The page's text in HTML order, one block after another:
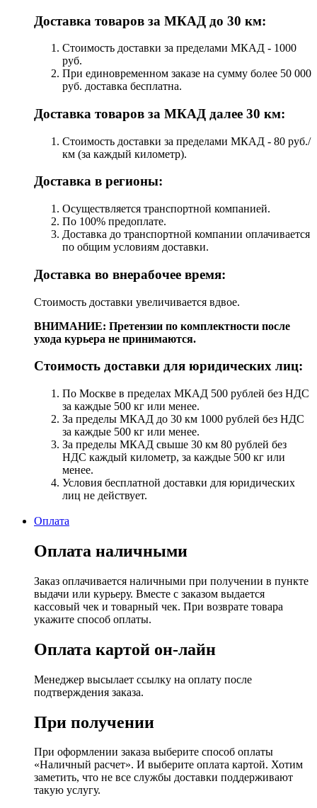
Доставка товаров за МКАД до 30 км:
Стоимость доставки за пределами МКАД - 1000
руб.
При единовременном заказе на сумму более 50 000
руб. доставка бесплатна.
Доставка товаров за МКАД далее 30 км:
Стоимость доставки за пределами МКАД - 80 руб./
км (за каждый километр).
Доставка в регионы:
Осуществляется транспортной компанией.
По 100% предоплате.
Доставка до транспортной компании оплачивается
по общим условиям доставки.
Доставка во внерабочее время:
Стоимость доставки увеличивается вдвое.
ВНИМАНИЕ: Претензии по комплектности после
ухода курьера не принимаются.
Стоимость доставки для юридических лиц:
По Москве в пределах МКАД 500 рублей без НДС
за каждые 500 кг или менее.
За пределы МКАД до 30 км 1000 рублей без НДС
за каждые 500 кг или менее.
За пределы МКАД свыше 30 км 80 рублей без
НДС каждый километр, за каждые 500 кг или
менее.
Условия бесплатной доставки для юридических
лиц не действует.
Оплата
Оплата наличными
Заказ оплачивается наличными при получении в пункте
выдачи или курьеру. Вместе с заказом выдается
кассовый чек и товарный чек. При возврате товара
укажите способ оплаты.
Оплата картой он-лайн
Менеджер высылает ссылку на оплату после
подтверждения заказа.
При получении
При оформлении заказа выберите способ оплаты
«Наличный расчет». И выберите оплата картой. Хотим
заметить, что не все службы доставки поддерживают
такую услугу.